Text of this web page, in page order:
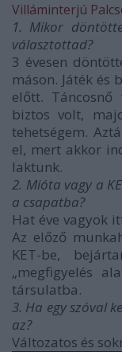
Villáminterjú
1. Mikor
választottad?
3 évesen
máson. Játék és
előtt. Táncosnő
biztos volt,
tehetségem.
el, mert akkor
laktunk.
2. Mióta vagy a
a csapatba?
Hat éve vagyok
Az előző
KET-be,
„megfigyelés
társulatba.
3. Ha egy szóval
az?
Változatos és